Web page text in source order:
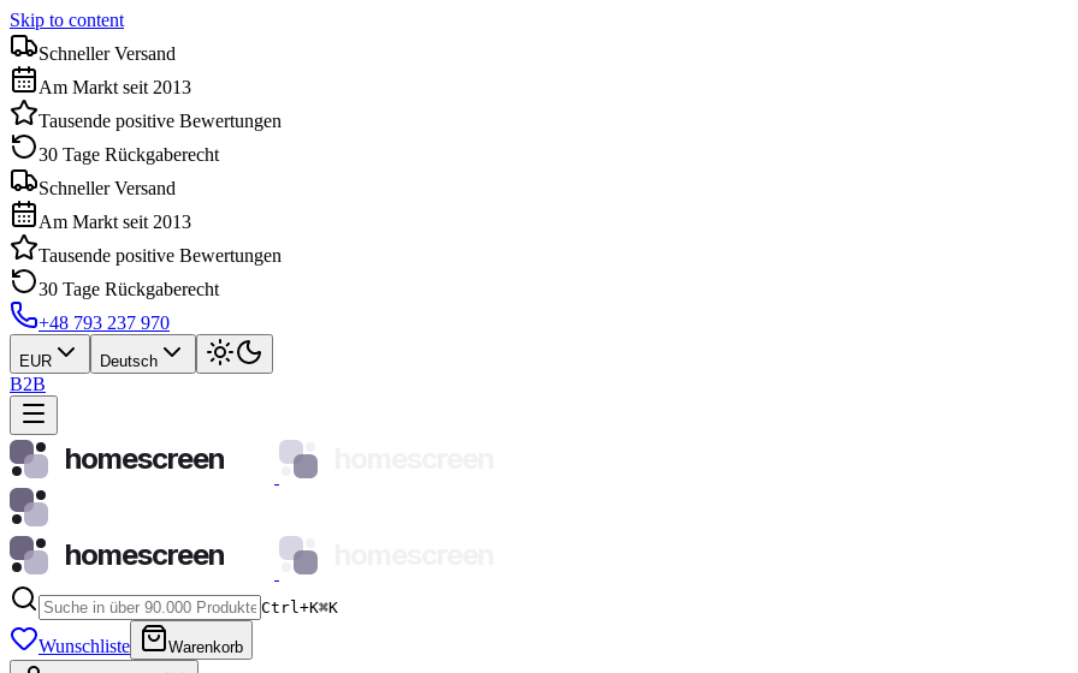
Skip to content
Schneller Versand
Am Markt seit 2013
Tausende positive Bewertungen
30 Tage Rückgaberecht
Schneller Versand
Am Markt seit 2013
Tausende positive Bewertungen
30 Tage Rückgaberecht
+48 793 237 970
EUR Deutsch
B2B
homescreen
homescreen
Ctrl+K⌘K
Wunschliste Warenkorb